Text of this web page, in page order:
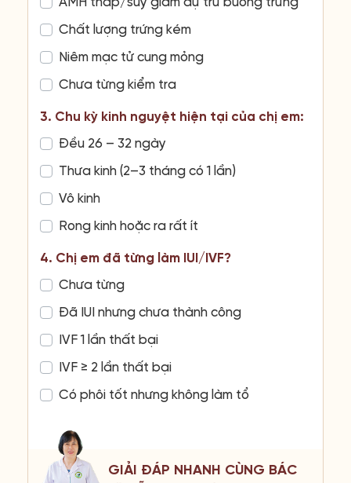
Chất lượng trứng kém
Niêm mạc tử cung mỏng
Chưa từng kiểm tra
3. Chu kỳ kinh nguyệt hiện tại của chị em:
Đều 26 – 32 ngày
Thưa kinh (2–3 tháng có 1 lần)
Vô kinh
Rong kinh hoặc ra rất ít
4. Chị em đã từng làm IUI/IVF?
Chưa từng
Đã IUI nhưng chưa thành công
IVF 1 lần thất bại
IVF ≥ 2 lần thất bại
Có phôi tốt nhưng không làm tổ
GIẢI ĐÁP NHANH CÙNG BÁC